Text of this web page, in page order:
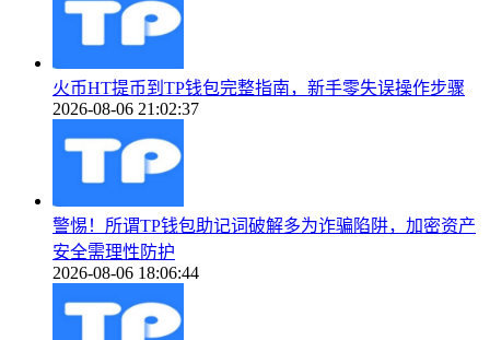
火币HT提币到TP钱包完整指南，新手零失误操作步骤
2026-08-06 21:02:37
警惕！所谓TP钱包助记词破解多为诈骗陷阱，加密资产
安全需理性防护
2026-08-06 18:06:44